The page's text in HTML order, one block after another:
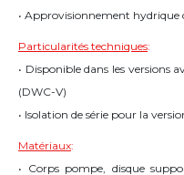
• Approvisionnement hydrique
Particularités techniques:
• Disponible dans les versions
(DWC-V)
• Isolation de série pour la
Matériaux:
• Corps pompe, disque